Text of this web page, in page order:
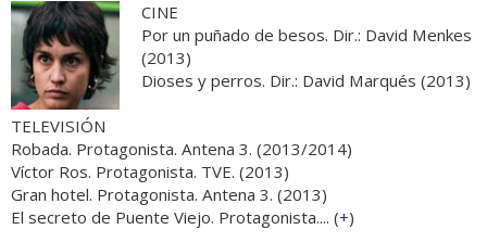
CINE
Por un puñado de besos. Dir.: David Menkes
(2013)
Dioses y perros. Dir.: David Marqués (2013)
TELEVISIÓN
Robada. Protagonista. Antena 3. (2013/2014)
Víctor Ros. Protagonista. TVE. (2013)
Gran hotel. Protagonista. Antena 3. (2013)
El secreto de Puente Viejo. Protagonista.... (+)